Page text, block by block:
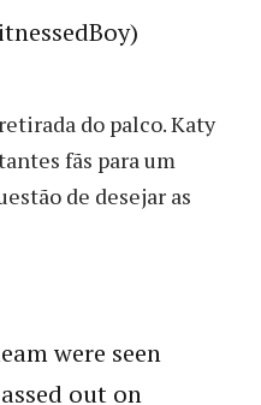
do palco. Katy
fãs para um
de desejar as
were seen
out on